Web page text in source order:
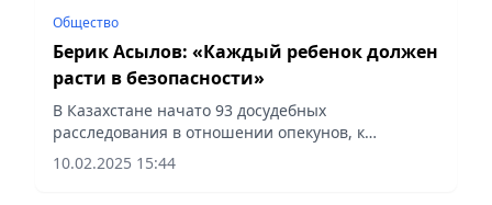
Общество
Берик Асылов: «Каждый ребенок должен
расти в безопасности»
В Казахстане начато 93 досудебных
расследования в отношении опекунов, к
ответственности привлечено 11 тыс. родителей,
отметил Генпрокурор
10.02.2025 15:44